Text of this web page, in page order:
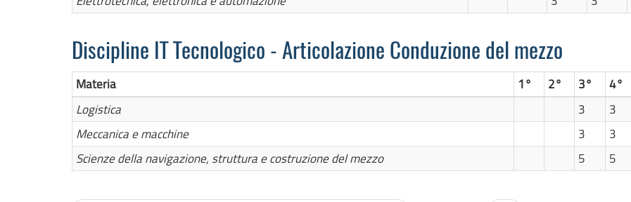
Discipline IT Tecnologico - Articolazione Conduzione del mezzo
Materia 1° 2° 3° 4°
Logistica
3
3
Meccanica e macchine
3 3
Scienze della navigazione, struttura e costruzione del mezzo
5 5